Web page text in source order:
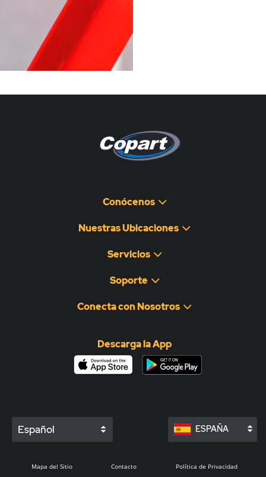
Conócenos
Nuestras Ubicaciones
Servicios
Soporte
Conecta con Nosotros
Descarga la App
Español ESPAÑA
Mapa del Sitio Contacto Política de Privacidad